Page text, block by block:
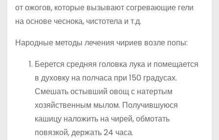
от ожогов, которые вызывают согревающие гели
на основе чеснока, чистотела и т.д.
Народные методы лечения чириев возле попы:
Берется средняя головка лука и помещается
в духовку на полчаса при 150 градусах.
Смешать остывший овощ с натертым
хозяйственным мылом. Получившуюся
кашицу наложить на чирей, обмотать
повязкой, держать 24 часа.